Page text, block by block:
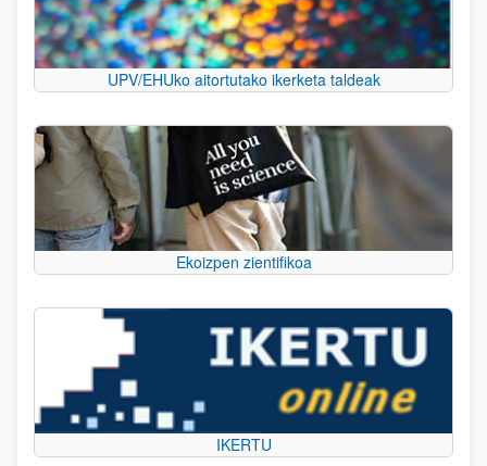
UPV/EHUko aitortutako ikerketa taldeak
Ekoizpen zientifikoa
IKERTU